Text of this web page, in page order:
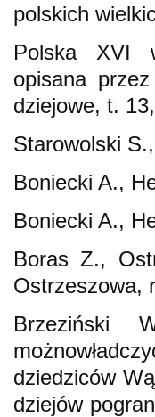
polskich
Polska XVI
opisana
dziejowe, t.
Starowolski
Boniecki A.,
Boniecki A.,
Boras Z.,
Ostrzeszowa,
Brzeziński
dziedziców
dziejów